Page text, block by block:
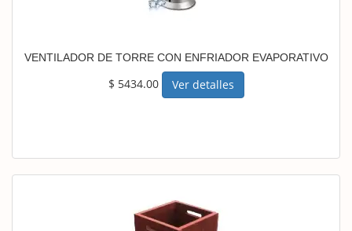
VENTILADOR DE TORRE CON ENFRIADOR EVAPORATIVO
$ 5434.00 Ver detalles